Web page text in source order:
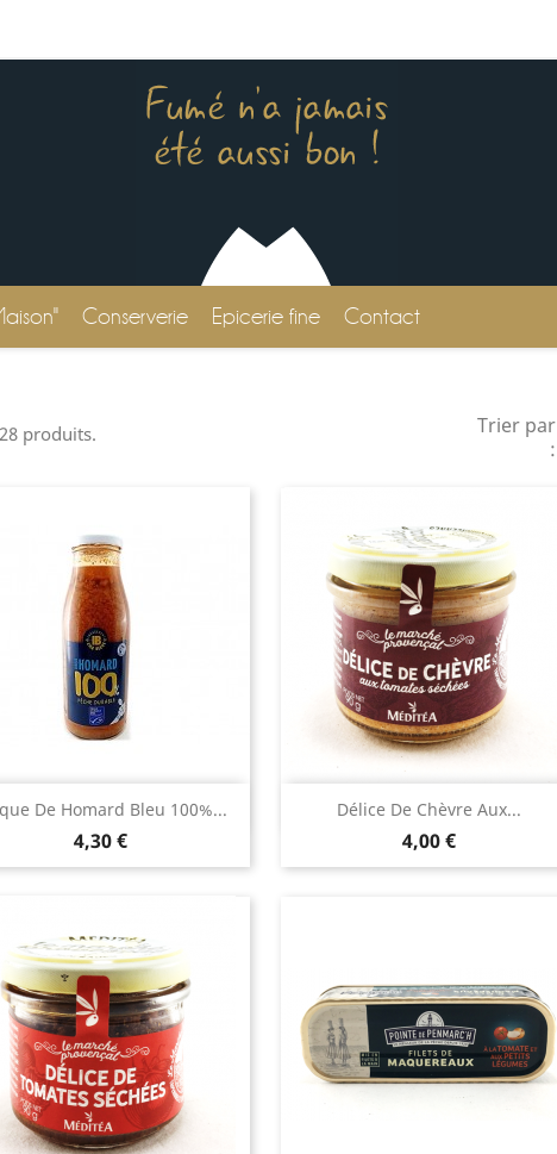
Conserverie Epicerie fine Contact
produits.
Trier par
:
De Homard Bleu 100%...
Prix
4,30 €
Aperçu rapide Délice De Chèvre Aux...
Prix
4,00 €
Aperçu rapide